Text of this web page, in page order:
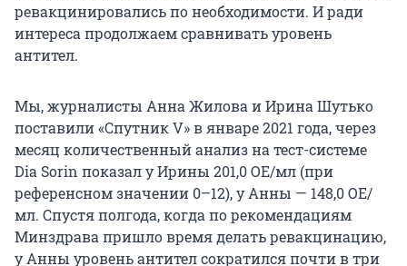
ревакцинировались по необходимости. И ради
интереса продолжаем сравнивать уровень
антител.
Мы, журналисты Анна Жилова и Ирина Шутько
поставили «Спутник V» в январе 2021 года, через
месяц количественный анализ на тест-системе
Dia Sorin показал у Ирины 201,0 ОЕ/мл (при
референсном значении 0–12), у Анны — 148,0 ОЕ/
мл. Спустя полгода, когда по рекомендациям
Минздрава пришло время делать ревакцинацию,
у Анны уровень антител сократился почти в три